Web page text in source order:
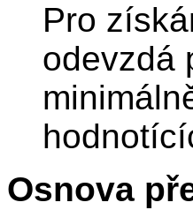
Pro
odevzdá
Osnova